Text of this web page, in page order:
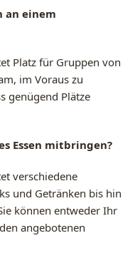
an einem
Platz für Gruppen von
im Voraus zu
genügend Plätze
Essen mitbringen?
verschiedene
und Getränken bis hin
können entweder Ihr
angebotenen